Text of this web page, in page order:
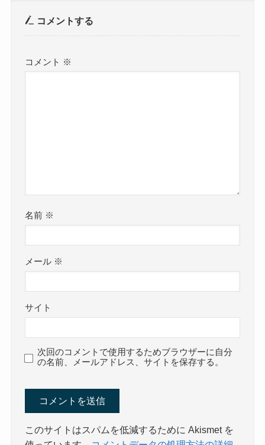
コメントする
コメント ※
名前 ※
メール ※
サイト
次回のコメントで使用するためブラウザーに自分
の名前、メールアドレス、サイトを保存する。
このサイトはスパムを低減するために Akismet を